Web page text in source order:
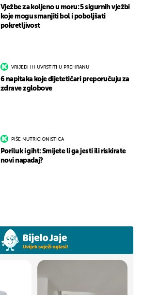
Vježbe za koljeno u moru: 5 sigurnih vježbi
koje mogu smanjiti bol i poboljšati
pokretljivost
VRIJEDI IH UVRSTITI U PREHRANU
6 napitaka koje dijetetičari preporučuju za
zdrave zglobove
PIŠE NUTRICIONISTICA
Poriluk i giht: Smijete li ga jesti ili riskirate
novi napadaj?